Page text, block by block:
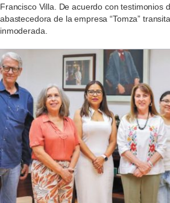
Francisco Villa. De acuerdo con testimonios
abastecedora de la empresa “Tomza”
inmoderada.